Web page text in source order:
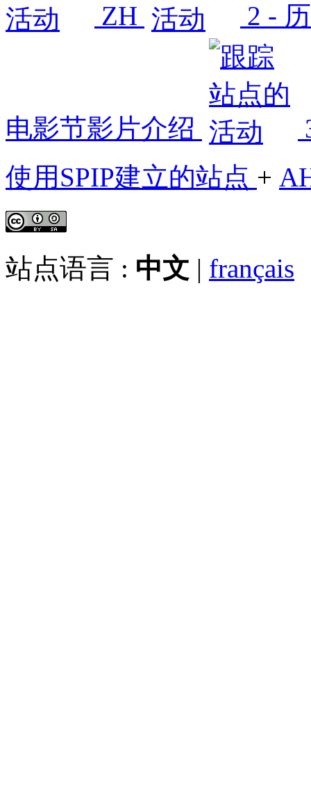
ZH 2 -
电影节影片介绍
使用SPIP建立的站点 +
站点语言 : 中文 | français